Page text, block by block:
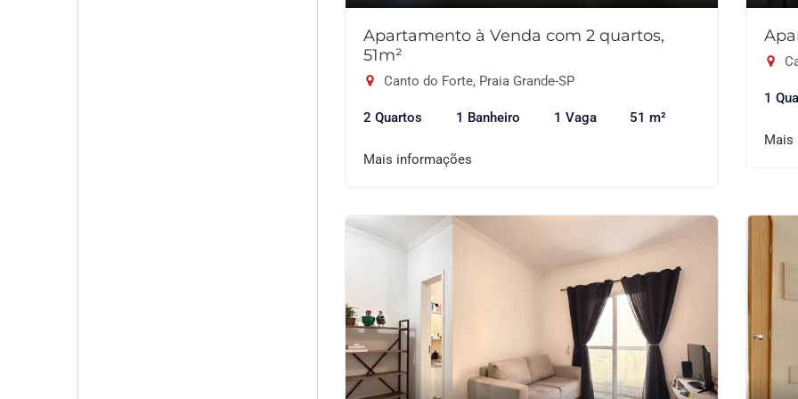
Apartamento à Venda com 2 quartos,
51m²
Canto do Forte, Praia Grande-SP
2 Quartos 1 Banheiro 1 Vaga 51 m²
Mais informações
1
Mais